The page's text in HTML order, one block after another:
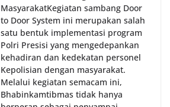
Masyarakat‎Kegiatan sambang Door
to Door System ini merupakan salah
satu bentuk implementasi program
Polri Presisi yang mengedepankan
kehadiran dan kedekatan personel
Kepolisian dengan masyarakat.
Melalui kegiatan semacam ini,
Bhabinkamtibmas tidak hanya